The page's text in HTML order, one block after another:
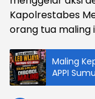
Kapolrestabes
orang tua maling
Maling
APPI